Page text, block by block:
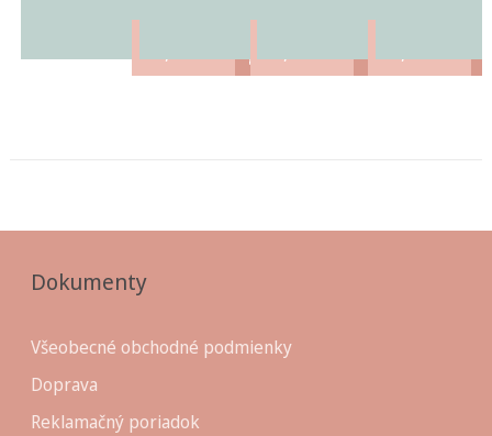
Dokumenty
Všeobecné obchodné podmienky
Doprava
Reklamačný poriadok